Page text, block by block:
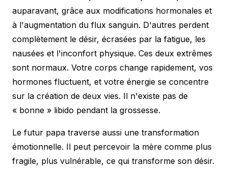
auparavant, grâce aux modifications hormonales et
à l'augmentation du flux sanguin. D'autres perdent
complètement le désir, écrasées par la fatigue, les
nausées et l'inconfort physique. Ces deux extrêmes
sont normaux. Votre corps change rapidement, vos
hormones fluctuent, et votre énergie se concentre
sur la création de deux vies. Il n'existe pas de
« bonne » libido pendant la grossesse.
Le futur papa traverse aussi une transformation
émotionnelle. Il peut percevoir la mère comme plus
fragile, plus vulnérable, ce qui transforme son désir.